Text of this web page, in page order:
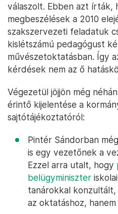
válaszolt. Ebben azt írták,
megbeszélések a 2010
szakszervezeti feladatuk
kislétszámú pedagógust
művészetoktatásban. Így
kérdések nem az ő
Végezetül jöjjön még
érintő kijelentése a
sajtótájékoztatóról:
Pintér Sándorban
is egy vezetőnek a
Ezzel arra utalt, hogy
belügyminiszter
tanárokkal
az oktatáshoz,